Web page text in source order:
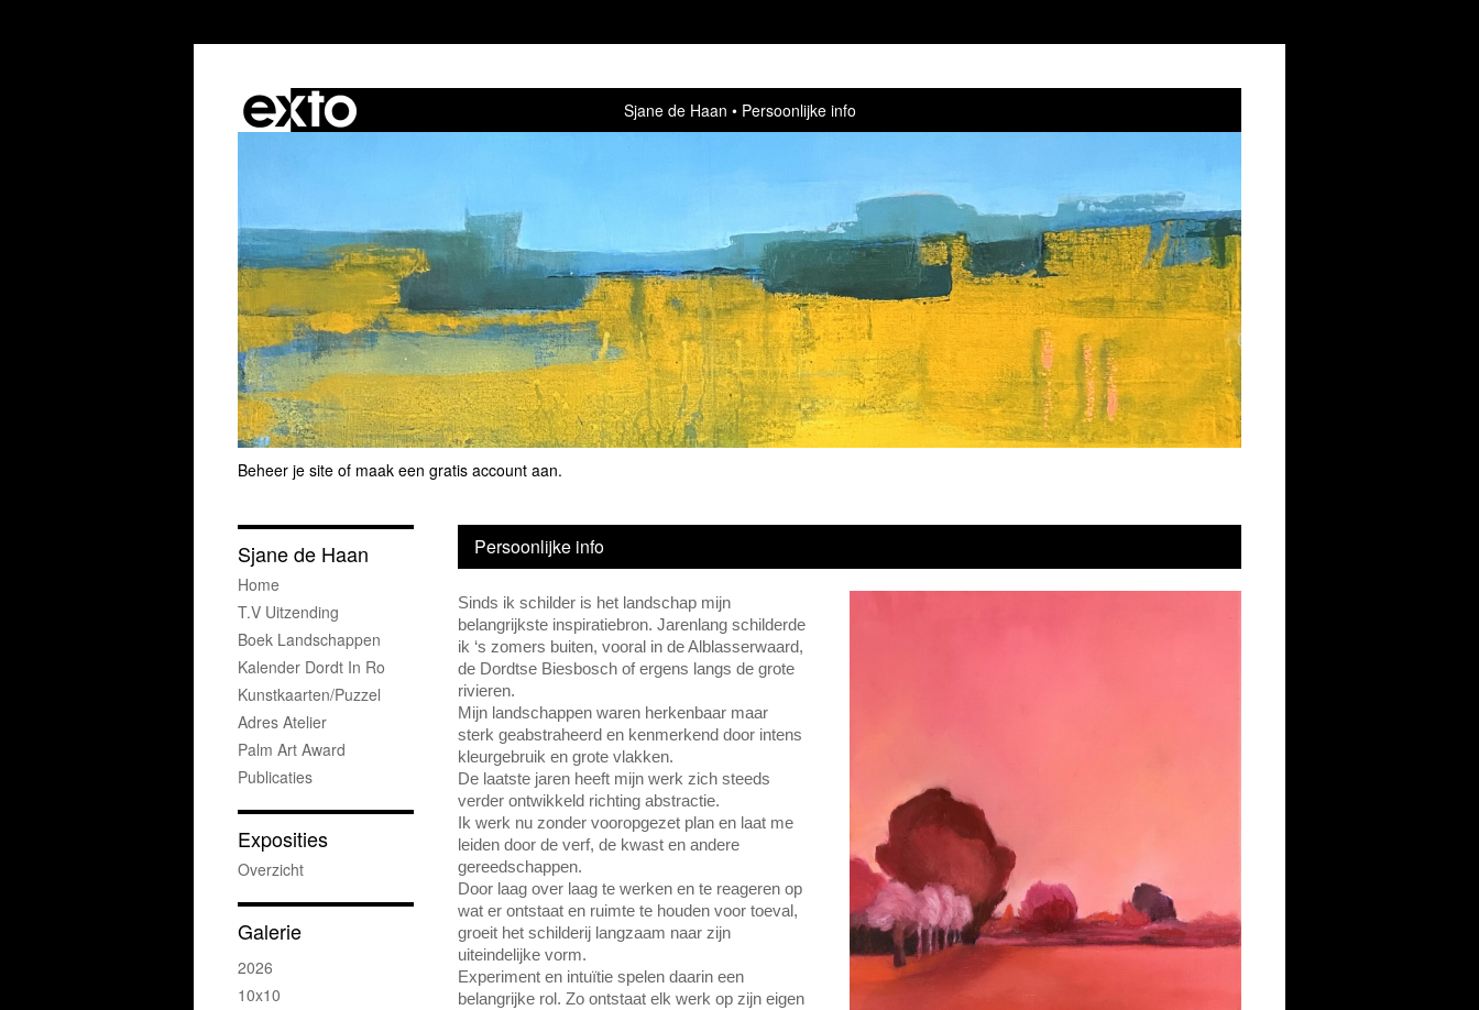
Sjane de Haan Persoonlijke info
Beheer je site of maak een gratis account aan.
Persoonlijke info
Hoeksche Waard
Sinds ik schilder is het landschap mijn
belangrijkste inspiratiebron. Jarenlang schilderde
ik ‘s zomers buiten, vooral in de Alblasserwaard,
de Dordtse Biesbosch of ergens langs de grote
rivieren.
Mijn landschappen waren herkenbaar maar
sterk geabstraheerd en kenmerkend door intens
kleurgebruik en grote vlakken.
De laatste jaren heeft mijn werk zich steeds
verder ontwikkeld richting abstractie.
Ik werk nu zonder vooropgezet plan en laat me
leiden door de verf, de kwast en andere
gereedschappen.
Door laag over laag te werken en te reageren op
wat er ontstaat en ruimte te houden voor toeval,
groeit het schilderij langzaam naar zijn
uiteindelijke vorm.
Experiment en intuïtie spelen daarin een
belangrijke rol. Zo ontstaat elk werk op zijn eigen
Sjane de Haan
Home
T.v Uitzending
Boek Landschappen
Kalender Dordt In Ro
Kunstkaarten/puzzel
Adres Atelier
Palm Art Award
Publicaties
Exposities
Overzicht
Galerie
2026
10x10